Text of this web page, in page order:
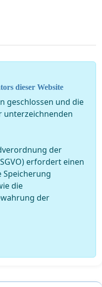
dieser Website
geschlossen und die
unterzeichnenden
der
erfordert einen
die
der